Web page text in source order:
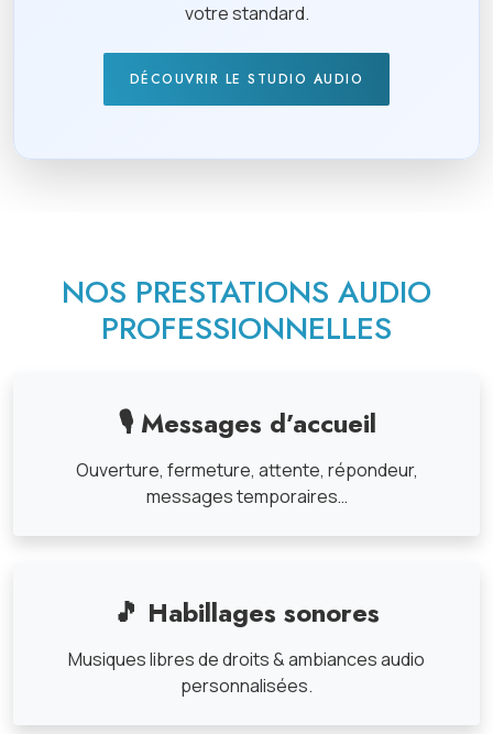
votre standard.
DÉCOUVRIR LE STUDIO AUDIO
NOS PRESTATIONS AUDIO
PROFESSIONNELLES
🎙 Messages d’accueil
Ouverture, fermeture, attente, répondeur,
messages temporaires…
🎵 Habillages sonores
Musiques libres de droits & ambiances audio
personnalisées.